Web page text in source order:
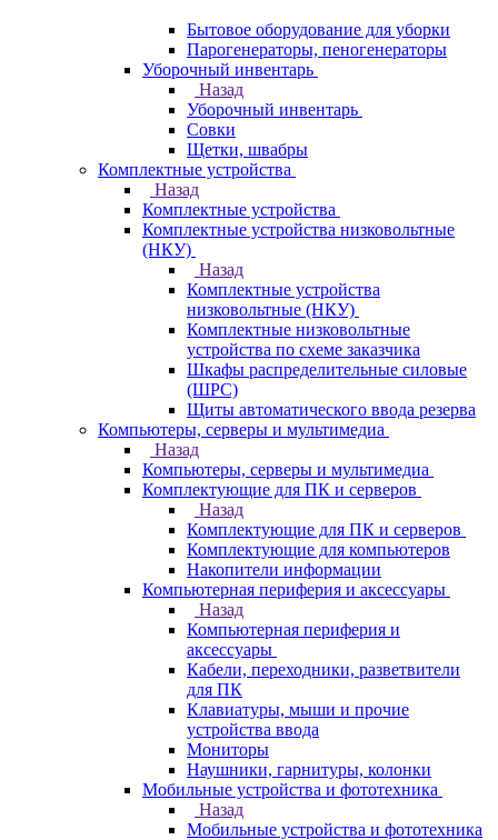
Бытовое оборудование для уборки
Парогенераторы, пеногенераторы
Уборочный инвентарь
Назад
Уборочный инвентарь
Совки
Щетки, швабры
Комплектные устройства
Назад
Комплектные устройства
Комплектные устройства низковольтные
(НКУ)
Назад
Комплектные устройства
низковольтные (НКУ)
Комплектные низковольтные
устройства по схеме заказчика
Шкафы распределительные силовые
(ШРС)
Щиты автоматического ввода резерва
Компьютеры, серверы и мультимедиа
Назад
Компьютеры, серверы и мультимедиа
Комплектующие для ПК и серверов
Назад
Комплектующие для ПК и серверов
Комплектующие для компьютеров
Накопители информации
Компьютерная периферия и аксессуары
Назад
Компьютерная периферия и
аксессуары
Кабели, переходники, разветвители
для ПК
Клавиатуры, мыши и прочие
устройства ввода
Мониторы
Наушники, гарнитуры, колонки
Мобильные устройства и фототехника
Назад
Мобильные устройства и фототехника